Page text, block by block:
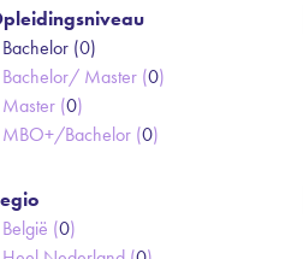
Bachelor (0)
Bachelor/ Master (0)
Master (0)
MBO+/Bachelor (0)
België (0)